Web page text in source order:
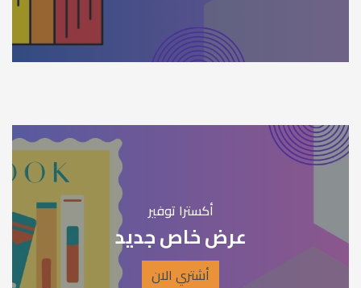
أكسترا توفير
عرض خاص جديد
أشتري الان